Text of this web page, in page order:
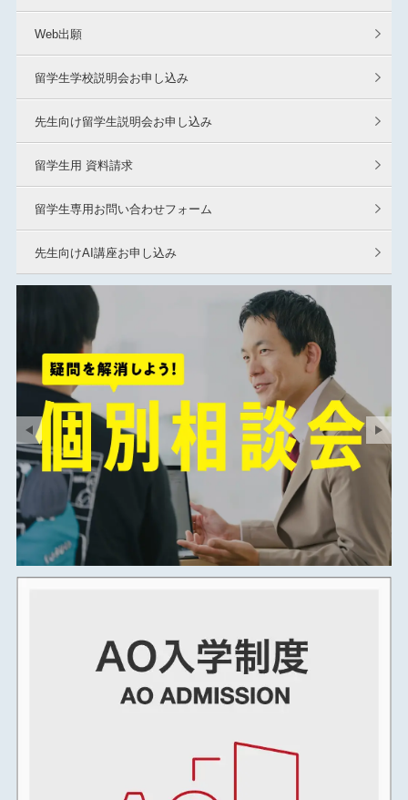
Web出願
留学生学校説明会お申し込み
先生向け留学生説明会お申し込み
留学生用 資料請求
留学生専用お問い合わせフォーム
先生向けAI講座お申し込み